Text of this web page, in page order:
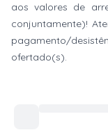
aos valores de
conjuntamente)!
pagamento/
ofertado(s).